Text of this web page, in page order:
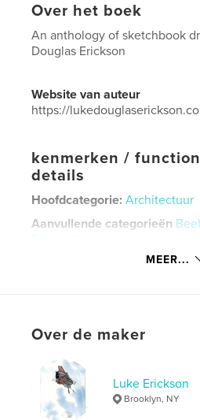
Over het boek
An anthology of sketchbook
Douglas Erickson
Website van auteur
https://
kenmerken /
details
Hoofdcategorie: Architectuur
Aanvullende categorieën
13×20 cm
Datum publiceren:aug 17, 2025
Taal English
Trefwoorden
sketchbook
MEER...
Over de maker
Luke Erickson
Brooklyn, NY